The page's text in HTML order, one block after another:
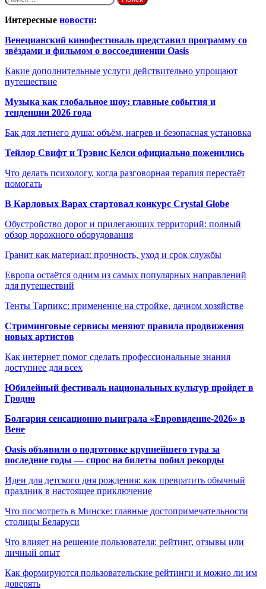
Интересные новости:
Венецианский кинофестиваль представил программу со
звёздами и фильмом о воссоединении Oasis
Какие дополнительные услуги действительно упрощают
путешествие
Музыка как глобальное шоу: главные события и
тенденции 2026 года
Бак для летнего душа: объём, нагрев и безопасная установка
Тейлор Свифт и Трэвис Келси официально поженились
Что делать психологу, когда разговорная терапия перестаёт
помогать
В Карловых Варах стартовал конкурс Crystal Globe
Обустройство дорог и прилегающих территорий: полный
обзор дорожного оборудования
Гранит как материал: прочность, уход и срок службы
Европа остаётся одним из самых популярных направлений
для путешествий
Тенты Тарпикс: применение на стройке, дачном хозяйстве
Стриминговые сервисы меняют правила продвижения
новых артистов
Как интернет помог сделать профессиональные знания
доступнее для всех
Юбилейный фестиваль национальных культур пройдет в
Гродно
Болгария сенсационно выиграла «Евровидение-2026» в
Вене
Oasis объявили о подготовке крупнейшего тура за
последние годы — спрос на билеты побил рекорды
Идеи для детского дня рождения: как превратить обычный
праздник в настоящее приключение
Что посмотреть в Минске: главные достопримечательности
столицы Беларуси
Что влияет на решение пользователя: рейтинг, отзывы или
личный опыт
Как формируются пользовательские рейтинги и можно ли им
доверять